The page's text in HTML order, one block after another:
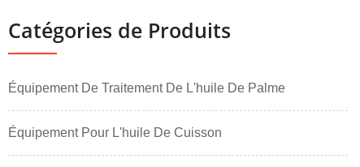
Catégories de Produits
Équipement De Traitement De L'huile De Palme
Équipement Pour L'huile De Cuisson